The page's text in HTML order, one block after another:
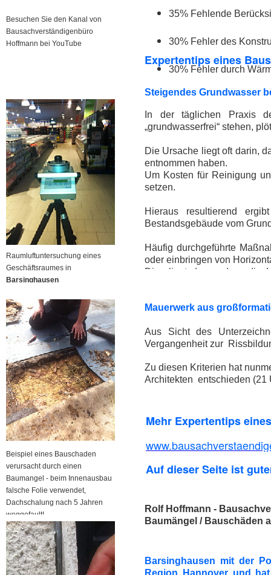
Expertentips eines
35% Fehlende
30% Fehler des
30% Fehler durch
Besuchen Sie den Kanal von
Bausachverständigenbüro
Hoffmann bei YouTube
Steigendes Grundwasser
In der täglichen Praxis
„grundwasserfrei“ stehen,
Die Ursache liegt oft darin,
entnommen haben.
Um Kosten für Reinigung
setzen.
Hieraus resultierend
Bestandsgebäude vom
Häufig durchgeführte
oder einbringen von
Dies liegt daran, dass die
Mauerwerk aus
Aus Sicht des
Vergangenheit zur
Zu diesen Kriterien hat
Architekten entschieden (21
Rolf Hoffmann -
Baumängel / Bauschäden
Raumluftuntersuchung eines
Geschäftsraumes in
Barsinghausen
Beispiel eines Bauschaden
verursacht durch einen
Baumangel - beim Innenausbau
falsche Folie verwendet,
Dachschalung nach 5 Jahren
weggefault!
Barsinghausen mit der
Region Hannover und
Mehr Expertentips
Auf dieser Seite ist